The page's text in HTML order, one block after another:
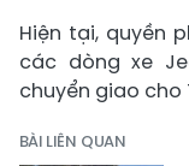
Hiện tại, quyền
các dòng xe
chuyển giao cho
BÀI LIÊN QUAN